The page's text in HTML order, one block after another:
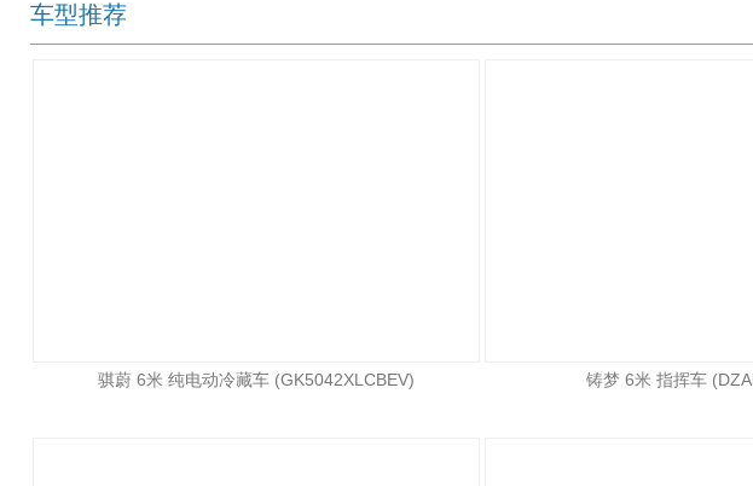
车型推荐
骐蔚 6米 纯电动冷藏车 (GK5042XLCBEV) 铸梦 6米 指挥车